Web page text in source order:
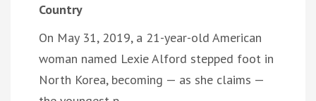
Country
On May 31, 2019, a 21-year-old American
woman named Lexie Alford stepped foot in
North Korea, becoming — as she claims —